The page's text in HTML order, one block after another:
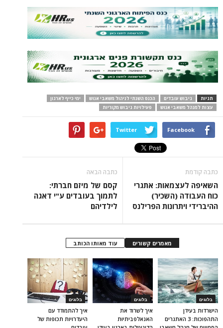
תגיות גיבוש עובדים הכנס השנתי לניהול משאבי אנוש
ימי כייף לארגון
עצות למנהל משאבי אנוש
פעילויות גיבוש מקוריות
Facebook
Twitter
כתבה קודמת
השאיפה לעצמאות: אתגרי
כוח העבודה (השכיר)
ההיברידי ויתרונות הפרילנס
כתבה הבאה
קסם של מיזם חברתי:
לתמוך בעובדים ע"י דאגה
לילדיהם
מאמרים קשורים עוד מאותו הכותב
בלוגים
איך להתמודד עם
היעדרויות תכופות של
בלוגים
איך לשרוד את
האנאלפביתיוּת
בלוגים
הישרדות בעידן
התהפוכות: 3 האתגרים